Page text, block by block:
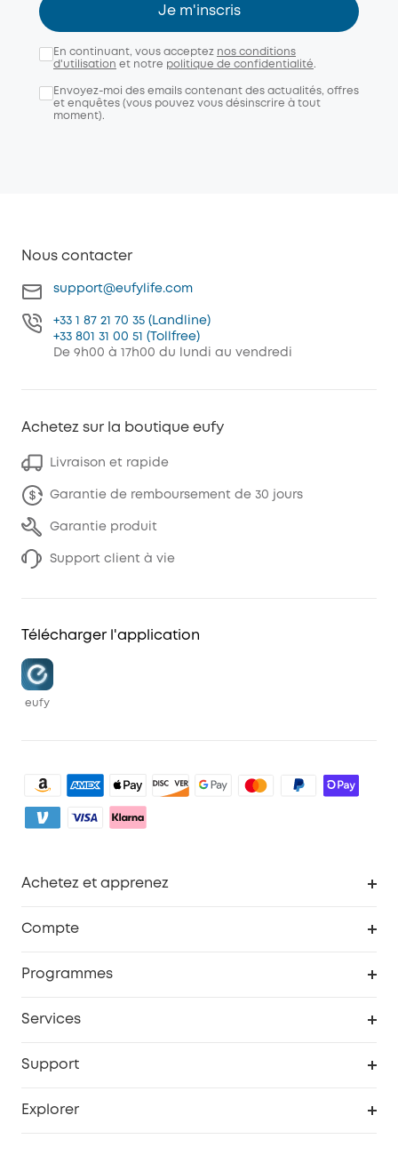
Je m'inscris
En continuant, vous acceptez nos conditions
d'utilisation et notre politique de confidentialité.
Envoyez-moi des emails contenant des actualités, offres
et enquêtes (vous pouvez vous désinscrire à tout
moment).
Nous contacter
support@eufylife.com
+33 1 87 21 70 35 (Landline)
+33 801 31 00 51 (Tollfree)
De 9h00 à 17h00 du lundi au vendredi
Achetez sur la boutique eufy
Livraison et rapide
Garantie de remboursement de 30 jours
Garantie produit
Support client à vie
Télécharger l'application
eufy
Achetez et apprenez
Compte
Programmes
Services
Support
Explorer